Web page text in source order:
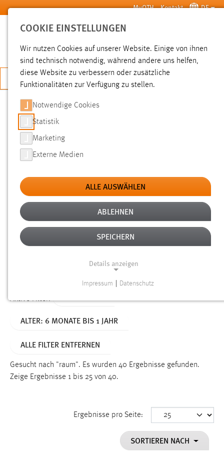
Zum Hauptinhalt springen MyOTH Kontakt DE
SUCHE
JETZT BEWERBEN
SUCHE
FILTER
Typ
Erstellungsdatum
Alter
Aktive Filter:
ALTER: 6 MONATE BIS 1 JAHR
ALLE FILTER ENTFERNEN
Gesucht nach "raum". Es wurden 40 Ergebnisse gefunden.
Zeige Ergebnisse 1 bis 25 von 40.
Ergebnisse pro Seite:
SORTIEREN NACH
COOKIE EINSTELLUNGEN
Wir nutzen Cookies auf unserer Website. Einige von ihnen
sind technisch notwendig, während andere uns helfen,
diese Website zu verbessern oder zusätzliche
Funktionalitäten zur Verfügung zu stellen.
Notwendige Cookies
Statistik
Marketing
Externe Medien
ALLE AUSWÄHLEN
ABLEHNEN
SPEICHERN
Details anzeigen
Funktionen und sind für die einwandfreie Funktion der
Name:
Dieser Cookie speichert die ausgewählten Einverständnis-
Impressum Datenschutz